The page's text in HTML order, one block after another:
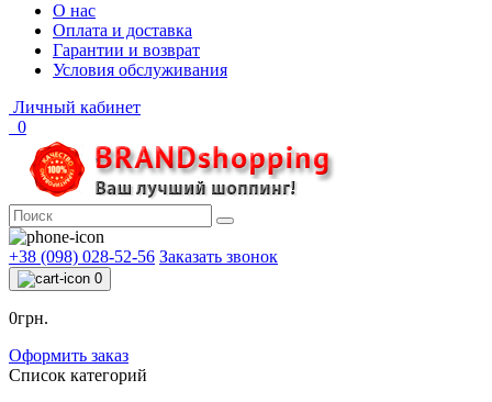
О нас
Оплата и доставка
Гарантии и возврат
Условия обслуживания
Личный кабинет
0
+38 (098) 028-52-56 Заказать звонок
0
0грн.
Оформить заказ
Список категорий